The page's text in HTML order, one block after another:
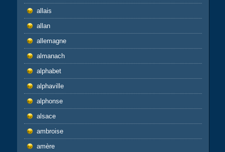
allais
allan
allemagne
almanach
alphabet
alphaville
alphonse
alsace
ambroise
amère